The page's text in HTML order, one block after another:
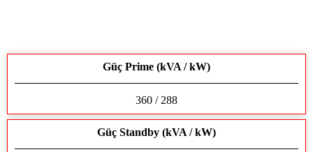
Güç Prime (kVA / kW)
360 / 288
Güç Standby (kVA / kW)